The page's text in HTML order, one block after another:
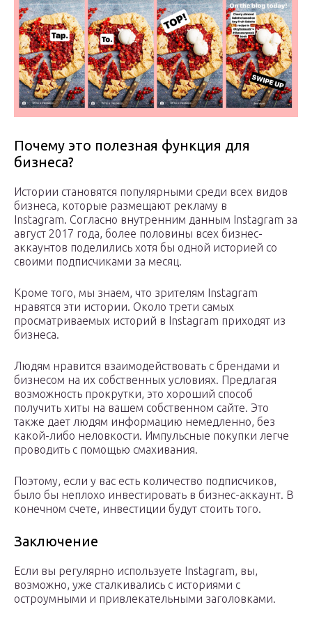
Почему это полезная функция для
бизнеса?
Истории становятся популярными среди всех видов
бизнеса, которые размещают рекламу в
Instagram. Согласно внутренним данным Instagram за
август 2017 года, более половины всех бизнес-
аккаунтов поделились хотя бы одной историей со
своими подписчиками за месяц.
Кроме того, мы знаем, что зрителям Instagram
нравятся эти истории. Около трети самых
просматриваемых историй в Instagram приходят из
бизнеса.
Людям нравится взаимодействовать с брендами и
бизнесом на их собственных условиях. Предлагая
возможность прокрутки, это хороший способ
получить хиты на вашем собственном сайте. Это
также дает людям информацию немедленно, без
какой-либо неловкости. Импульсные покупки легче
проводить с помощью смахивания.
Поэтому, если у вас есть количество подписчиков,
было бы неплохо инвестировать в бизнес-аккаунт. В
конечном счете, инвестиции будут стоить того.
Заключение
Если вы регулярно используете Instagram, вы,
возможно, уже сталкивались с историями с
остроумными и привлекательными заголовками.